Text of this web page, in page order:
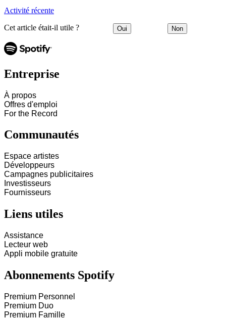
Activité récente
Cet article était-il utile ? Oui Non
Entreprise
À propos
Offres d'emploi
For the Record
Communautés
Espace artistes
Développeurs
Campagnes publicitaires
Investisseurs
Fournisseurs
Liens utiles
Assistance
Lecteur web
Appli mobile gratuite
Abonnements Spotify
Premium Personnel
Premium Duo
Premium Famille